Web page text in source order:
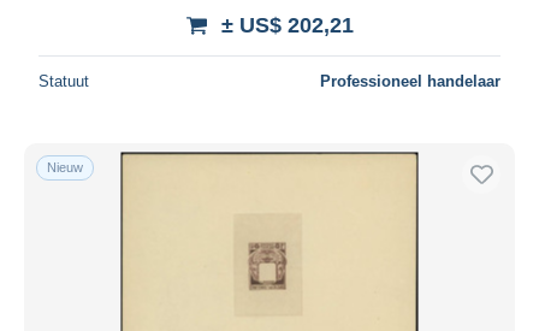
± US$ 202,21
Statuut Professioneel handelaar
Nieuw